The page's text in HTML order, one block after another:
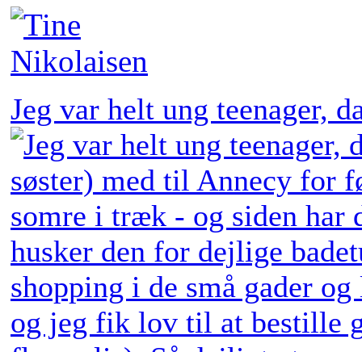
Jeg var helt ung teenager,